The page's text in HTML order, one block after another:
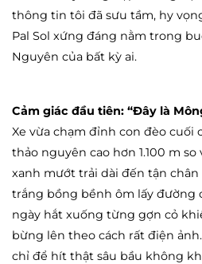
thông tin tôi đã sưu tầm, hy
Pal Sol xứng đáng nằm trong
Nguyên của bất kỳ ai.
Cảm giác đầu tiên: “Đây là
Xe vừa chạm đỉnh con đèo cuối
thảo nguyên cao hơn 1.100 m
xanh mướt trải dài đến tận
trắng bồng bềnh ôm lấy đường
ngày hắt xuống từng gợn cỏ
bừng lên theo cách rất điện
chỉ để hít thật sâu bầu không